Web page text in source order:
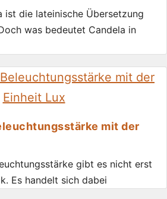
ist die lateinische Übersetzung
was bedeutet Candela in
mit der
gibt es nicht erst
Es handelt sich dabei